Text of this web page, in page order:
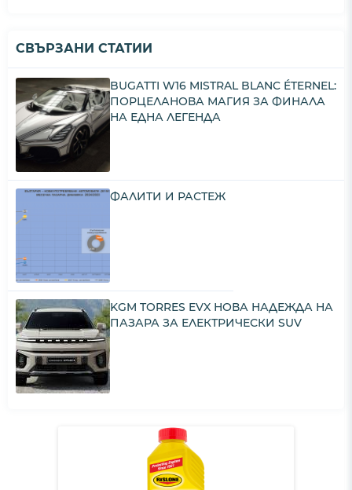
СВЪРЗАНИ СТАТИИ
BUGATTI W16 MISTRAL BLANC ÉTERNEL:
ПОРЦЕЛАНОВА МАГИЯ ЗА ФИНАЛА
НА ЕДНА ЛЕГЕНДА
ФАЛИТИ И РАСТЕЖ
KGM TORRES EVX НОВА НАДЕЖДА НА
ПАЗАРА ЗА ЕЛЕКТРИЧЕСКИ SUV